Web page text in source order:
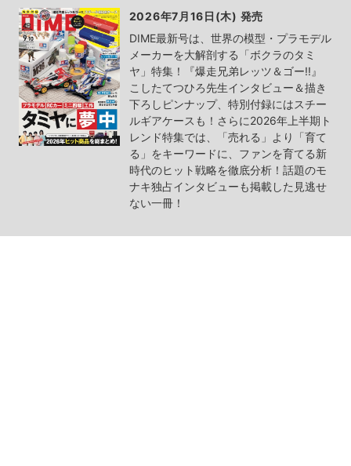
2026年7月16日(木) 発売
DIME最新号は、世界の模型・プラモデル
メーカーを大解剖する「ボクラのタミ
ヤ」特集！『爆走兄弟レッツ＆ゴー!!』
こしたてつひろ先生インタビュー＆描き
下ろしピンナップ、特別付録にはスチー
ルギアケースも！さらに2026年上半期ト
レンド特集では、「売れる」より「育て
る」をキーワードに、ファンを育てる新
時代のヒット戦略を徹底分析！話題のモ
ナキ独占インタビューも掲載した見逃せ
ない一冊！